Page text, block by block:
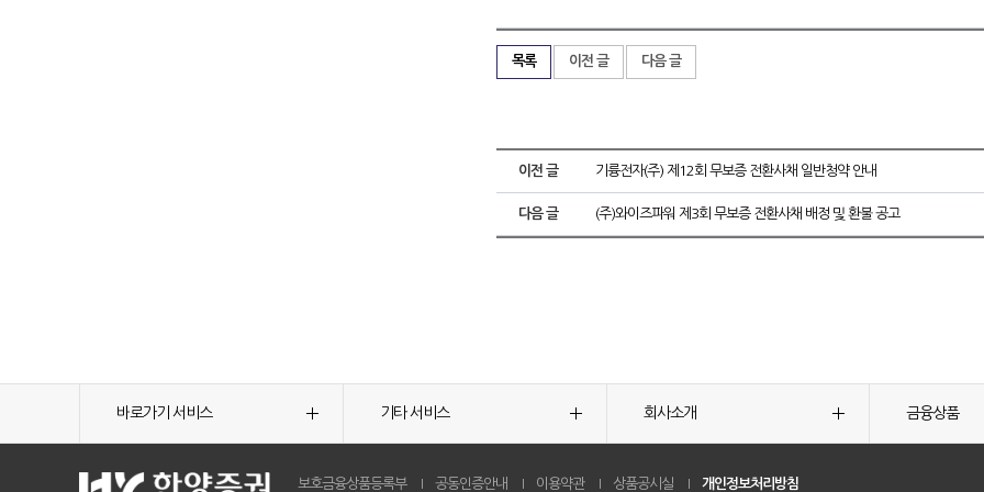
목록 이전 글 다음 글
이전 글 기륭전자(주) 제12회 무보증 전환사채 일반청약 안내
다음 글 (주)와이즈파워 제3회 무보증 전환사채 배정 및 환불 공고
바로가기 서비스 기타 서비스 회사소개 금융상품
보호금융상품등록부 공동인증안내 이용약관 상품공시실 개인정보처리방침